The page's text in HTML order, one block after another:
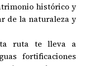
histórico y
de la naturaleza y
ruta te lleva a
fortificaciones